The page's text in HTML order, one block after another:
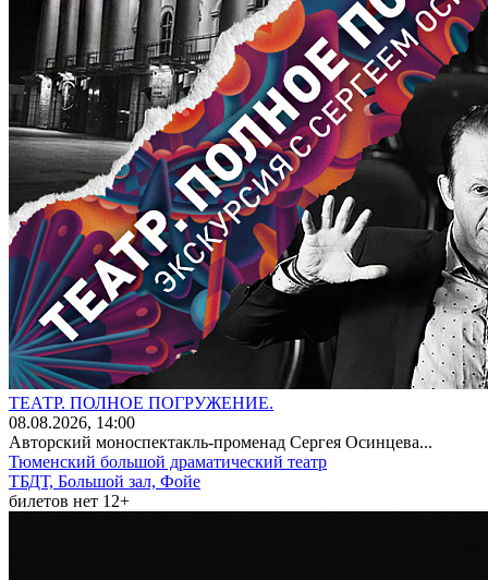
ТЕАТР. ПОЛНОЕ ПОГРУЖЕНИЕ.
08.08.2026, 14:00
Авторский моноспектакль-променад Сергея Осинцева...
Тюменский большой драматический театр
ТБДТ, Большой зал, Фойе
билетов нет 12+